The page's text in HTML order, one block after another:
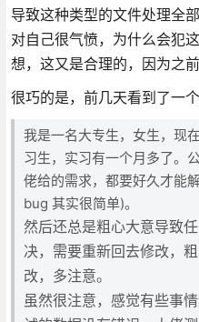
导致这种类型的文件处理全
对自己很气愤，为什么会犯
想，这又是合理的，因为之
很巧的是，前几天看到了一个
我是一名大专生，女生，现
习生，实习有一个月多了。
佬给的需求，都要好久才能
bug 其实很简单)。
然后还总是粗心大意导致
决，需要重新回去修改，
改，多注意。
虽然很注意，感觉有些事